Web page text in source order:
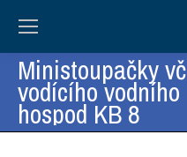
Ministoupačky vč
vodícího vodního
hospod KB 8